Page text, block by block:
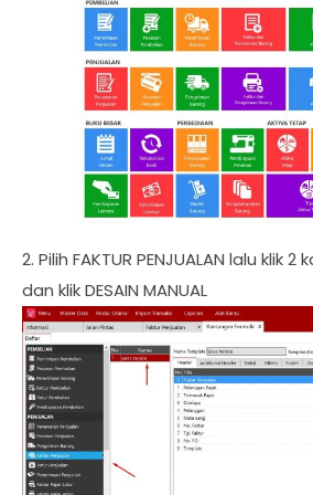
2. Pilih FAKTUR PENJUALAN lalu klik 2
dan klik DESAIN MANUAL